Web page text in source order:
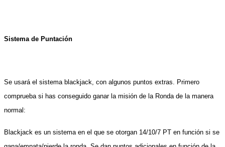
Sistema de Puntación
Se usará el sistema blackjack, con algunos puntos extras. Primero
comprueba si has conseguido ganar la misión de la Ronda de la manera
normal:
Blackjack es un sistema en el que se otorgan 14/10/7 PT en función si se